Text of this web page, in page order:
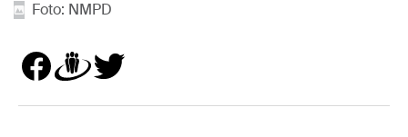
Foto: NMPD